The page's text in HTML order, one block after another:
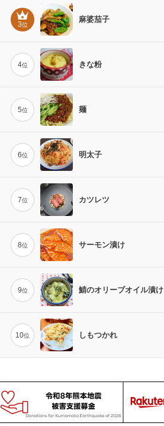
3位
麻婆茄子
4位 きな粉
5位 麺
6位 明太子
7位 カツレツ
8位 サーモン漬け
9位 鯖のオリーブオイル漬け
10位 しもつかれ